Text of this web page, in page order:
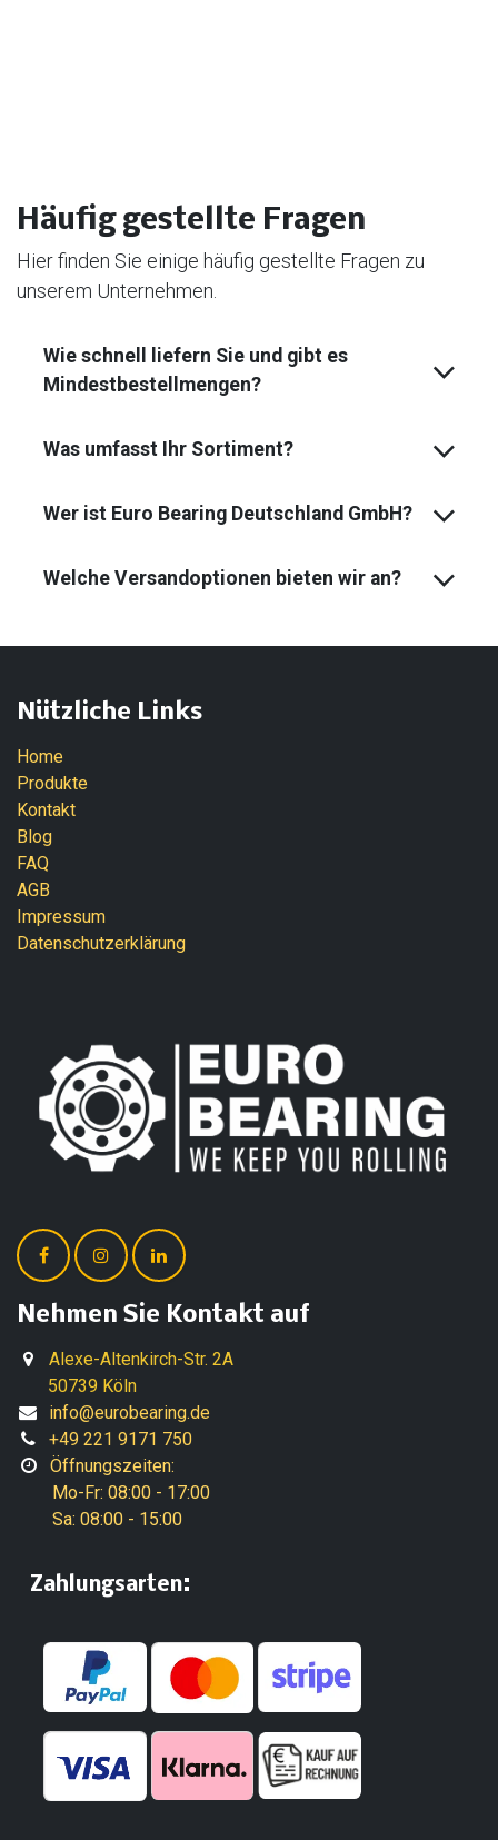
Häufig gestellte Fragen
Hier finden Sie einige häufig gestellte Fragen zu
unserem Unternehmen.
Wie schnell liefern Sie und gibt es
Mindest­bestell­mengen?
Was umfasst Ihr Sortiment?
Wer ist Euro Bearing Deutschland GmbH?
Welche Versandoptionen bieten wir an?
Nützliche Links
Home
Produkte
Kontakt
Blog
FAQ
AGB
Impressum
Datenschutzerklärung
Nehmen Sie Kontakt auf
Alexe-Altenkirch-Str. 2A
50739 Köln
info@eurobearing.de
+49 221 9171 750
Öffnungszeiten:
Mo-Fr: 08:00 - 17:00
Sa: 08:00 - 15:00
​Zahlungsarten: